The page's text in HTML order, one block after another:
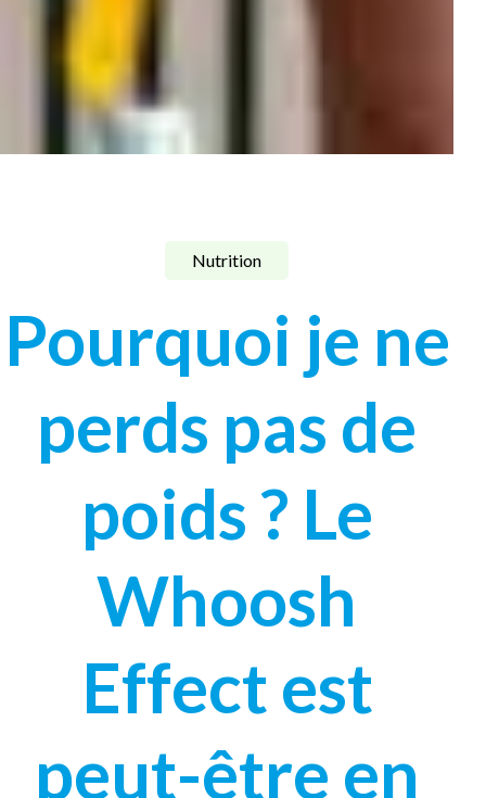
Nutrition
Pourquoi je ne
perds pas de
poids ? Le
Whoosh
Effect est
peut-être en